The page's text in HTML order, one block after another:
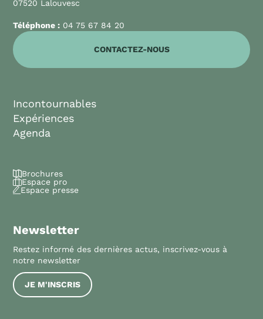
07520 Lalouvesc
Téléphone : 04 75 67 84 20
CONTACTEZ-NOUS
Incontournables
Expériences
Agenda
Brochures
Espace pro
Espace presse
Newsletter
Restez informé des dernières actus, inscrivez-vous à
notre newsletter
JE M'INSCRIS